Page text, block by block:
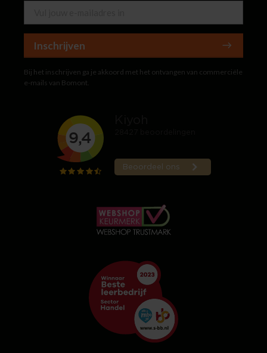
Inschrijven
Bij het inschrijven ga je akkoord met het ontvangen van commerciële
e-mails van Bomont.